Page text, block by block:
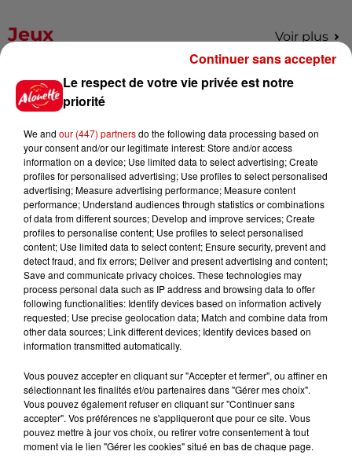
Jeux Voir plus
Gagnez vos places pour
l'événement Ride the Show à
Gagnez vos places pour le
festival Marché Gourmand 2026
à Coulon !
Le Duel - Gagnez vos entrées
pour l'un des zoos de nos
régions !
Destination Vacances - Gagnez
votre séjour en famille au cœur
de la...
Le respect de votre vie privée est notre
priorité
We and our (447) partnersdo the following data processing based on
your consent and/or our legitimate interest: Store and/or access
information on a device; Use limited data to select advertising; Create
profiles for personalised advertising; Use profiles to select personalised
advertising; Measure advertising performance; Measure content
performance; Understand audiences through statistics or combinations
of data from different sources; Develop and improve services; Create
profiles to personalise content; Use profiles to select personalised
content; Use limited data to select content; Ensure security, prevent and
detect fraud, and fix errors; Deliver and present advertising and content;
Save and communicate privacy choices. These technologies may
process personal data such as IP address and browsing data to offer
following functionalities: Identify devices based on information actively
requested; Use precise geolocation data; Match and combine data from
other data sources; Link different devices; Identify devices based on
information transmitted automatically.
Vous pouvez accepter en cliquant sur "Accepter et fermer", ou affiner en
sélectionnant les finalités et/ou partenaires dans "Gérer mes choix".
Vous pouvez également refuser en cliquant sur "Continuer sans
accepter". Vos préférences ne s'appliqueront que pour ce site. Vous
pouvez mettre à jour vos choix, ou retirer votre consentement à tout
moment via le lien "Gérer les cookies" situé en bas de chaque page.
Continuer sans accepter